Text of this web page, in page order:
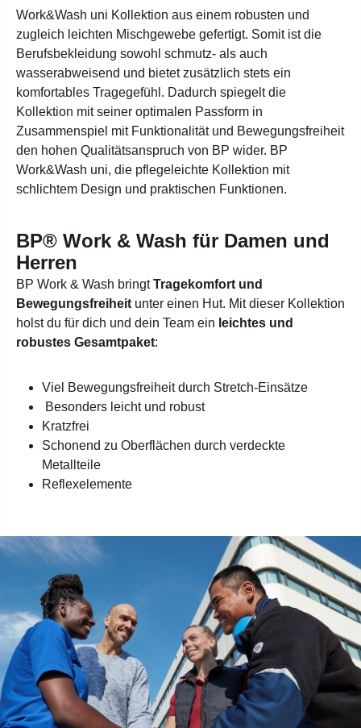
Work&Wash uni Kollektion aus einem robusten und
zugleich leichten Mischgewebe gefertigt. Somit ist die
Berufsbekleidung sowohl schmutz- als auch
wasserabweisend und bietet zusätzlich stets ein
komfortables Tragegefühl. Dadurch spiegelt die
Kollektion mit seiner optimalen Passform in
Zusammenspiel mit Funktionalität und Bewegungsfreiheit
den hohen Qualitätsanspruch von BP wider. BP
Work&Wash uni, die pflegeleichte Kollektion mit
schlichtem Design und praktischen Funktionen.
BP® Work & Wash für Damen und
Herren
BP Work & Wash bringtTragekomfort und
Bewegungsfreiheit unter einen Hut. Mit dieser Kollektion
holst du für dich und dein Team ein leichtes und
robustes Gesamtpaket:
Viel Bewegungsfreiheit durch Stretch-Einsätze
Besonders leicht und robust
Kratzfrei
Schonend zu Oberflächen durch verdeckte
Metallteile
Reflexelemente